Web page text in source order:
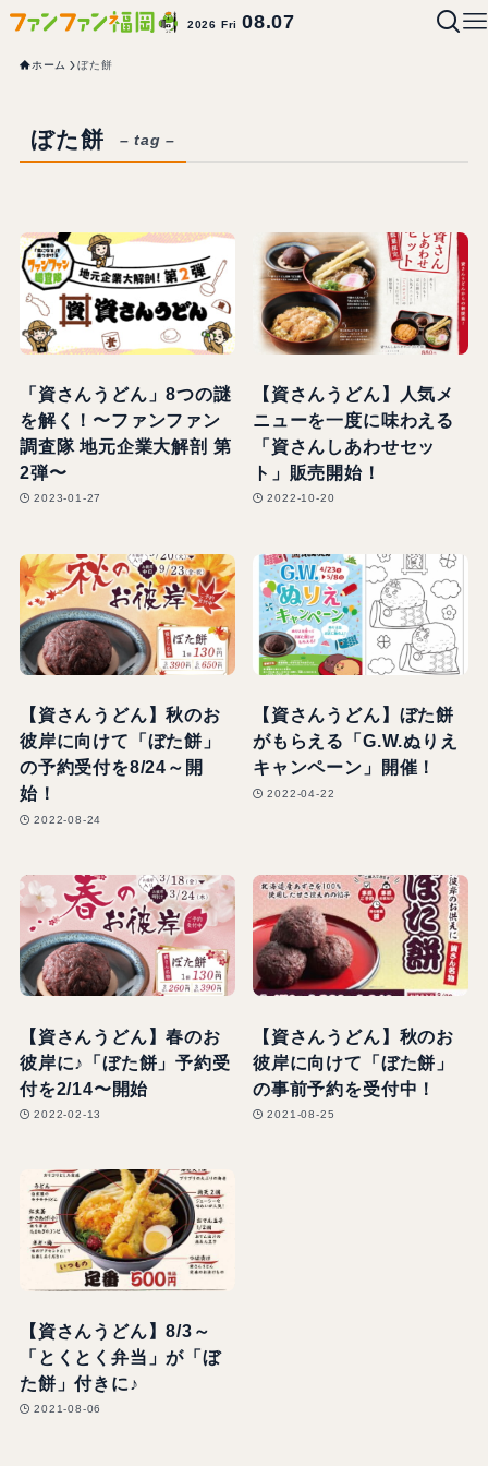
2026 Fri08.07
ホーム ぼた餅
ぼた餅 – tag –
「資さんうどん」8つの謎
を解く！〜ファンファン
調査隊 地元企業大解剖 第
2弾〜
2023-01-27
【資さんうどん】人気メ
ニューを一度に味わえる
「資さんしあわせセッ
ト」販売開始！
2022-10-20
【資さんうどん】秋のお
彼岸に向けて「ぼた餅」
の予約受付を8/24～開
始！
2022-08-24
【資さんうどん】ぼた餅
がもらえる「G.W.ぬりえ
キャンペーン」開催！
2022-04-22
【資さんうどん】春のお
彼岸に♪「ぼた餅」予約受
付を2/14〜開始
2022-02-13
【資さんうどん】秋のお
彼岸に向けて「ぼた餅」
の事前予約を受付中！
2021-08-25
【資さんうどん】8/3～
「とくとく弁当」が「ぼ
た餅」付きに♪
2021-08-06